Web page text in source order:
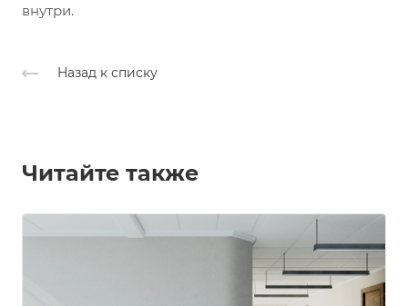
внутри.
Назад к списку
Читайте также